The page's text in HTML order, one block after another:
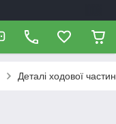
Деталі ходової